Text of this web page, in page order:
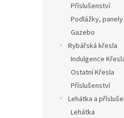
Příslušenství
Podlážky,
Gazebo
Rybářská křesla
Indulgence
Ostatní Křesla
Příslušenství
Lehátka a
Lehátka